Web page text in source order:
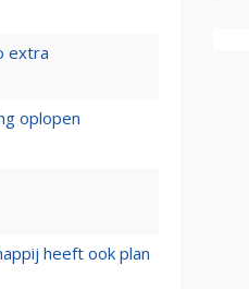
extra
oplopen
heeft ook plan